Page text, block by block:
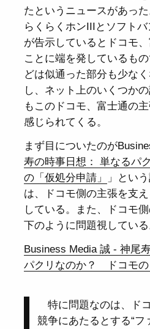
たというニュースがあっ
らくらくホンIIIとソフト
が告示しているとドコモ
ことに端を発しているも
どは似通った部分も少な
し、ネット上のいくつか
もこのドコモ、富士通の
感じられてくる。
まず目についたのが
寿の時事日想： 単なるパ
の「仮処分申請」
」とい
は、ドコモ側の主張を支
している。また、ドコモ
下のように問題視している
Business Media 誠 - 神尾
パクリなのか？ ドコモの
特に問題なのは、ド
競争にあたるとする“フ